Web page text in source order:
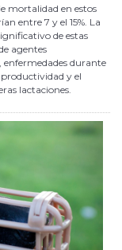
mortalidad en estos
entre 7 y el 15%. La
de estas
agentes
enfermedades durante
y el
lactaciones.